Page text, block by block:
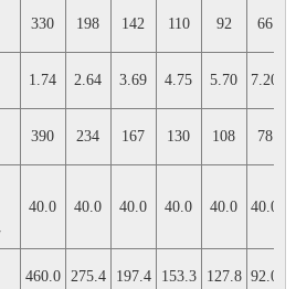
330 198 142 110 92 66
1.74 2.64 3.69 4.75 5.70 7.20
390 234 167 130 108 78
40.0 40.0 40.0 40.0 40.0 40.0
460.0 275.4 197.4 153.3 127.8 92.0